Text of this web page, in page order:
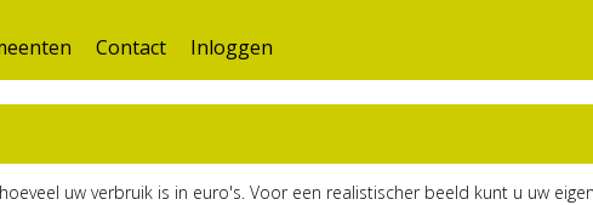
Contact Inloggen
uw verbruik is in euro's. Voor een realistischer beeld kunt u uw